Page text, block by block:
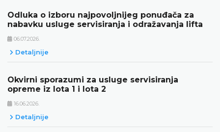
Odluka o izboru najpovoljnijeg ponuđača za
nabavku usluge servisiranja i odražavanja lifta
06.07.2026.
Detaljnije
Okvirni sporazumi za usluge servisiranja
opreme iz lota 1 i lota 2
16.06.2026.
Detaljnije